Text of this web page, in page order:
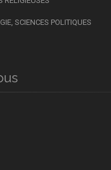
SCIENCES POLITIQUES